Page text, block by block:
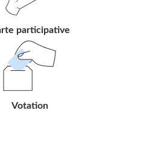
participative
Suivre
le
lien
Votation